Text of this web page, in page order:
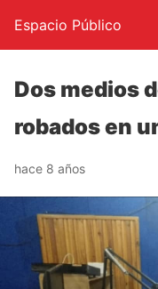
Espacio Público
Dos medios
robados en
hace 8 años